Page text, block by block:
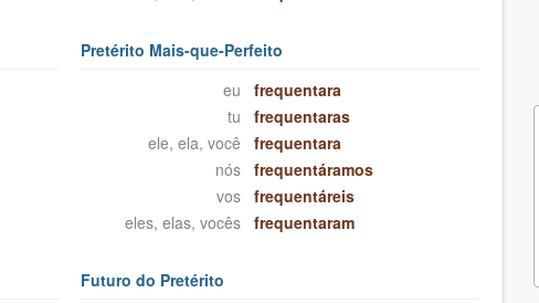
Pretérito Mais-que-Perfeito
eu
frequentara
tu
frequentaras
ele, ela, você
frequentara
nós
frequentáramos
vos
frequentáreis
eles, elas, vocês
frequentaram
Futuro do Pretérito